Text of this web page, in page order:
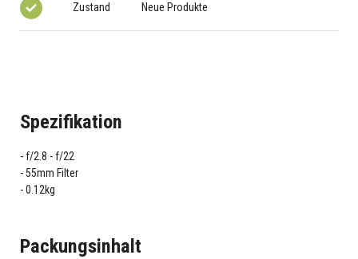
Zustand Neue Produkte
Spezifikation
f/2.8 - f/22
55mm Filter
0.12kg
Packungsinhalt